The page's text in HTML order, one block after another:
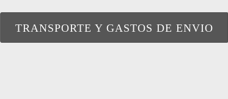
TRANSPORTE Y GASTOS DE ENVIO